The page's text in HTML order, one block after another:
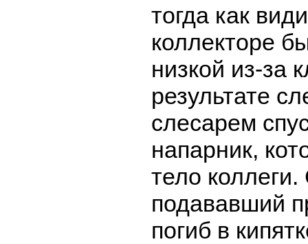
тогда как
коллекторе
низкой из-за
результате
слесарем
напарник,
тело
подававший
погиб в